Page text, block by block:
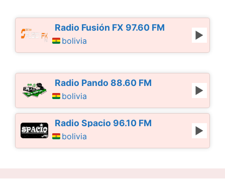
Radio Fusión FX 97.60 FM
bolivia
Radio Pando 88.60 FM
bolivia
Radio Spacio 96.10 FM
bolivia